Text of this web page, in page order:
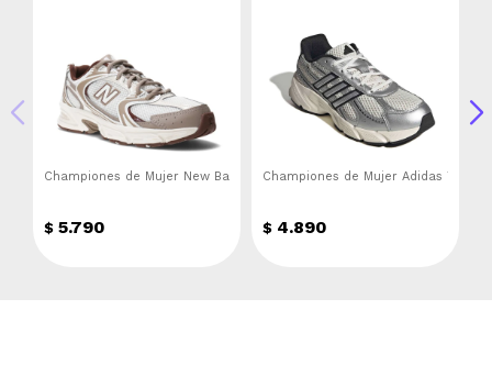
Championes de Mujer New Balance 530 New Balance - Beige - Marron
$ 5.790
Championes de Mujer Adidas
$ 4.890